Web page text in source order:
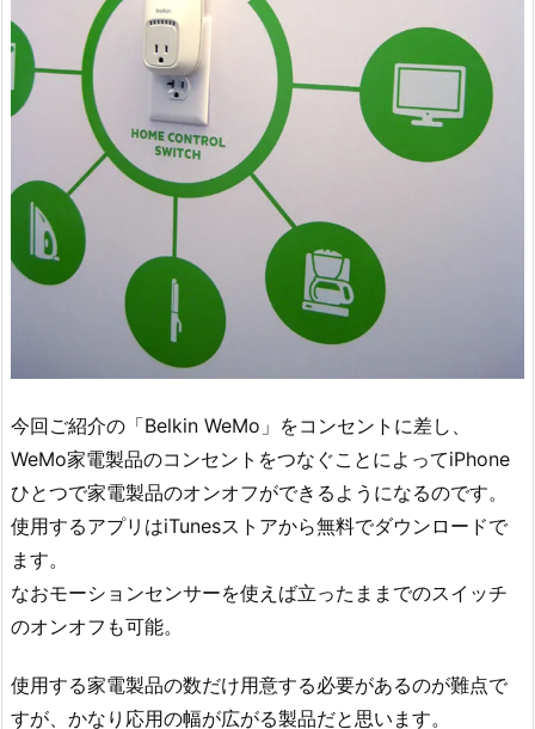
今回ご紹介の「Belkin WeMo」をコンセントに差し、
WeMo家電製品のコンセントをつなぐことによってiPhone
ひとつで家電製品のオンオフができるようになるのです。
使用するアプリはiTunesストアから無料でダウンロードで
ます。
なおモーションセンサーを使えば立ったままでのスイッチ
のオンオフも可能。
使用する家電製品の数だけ用意する必要があるのが難点で
すが、かなり応用の幅が広がる製品だと思います。